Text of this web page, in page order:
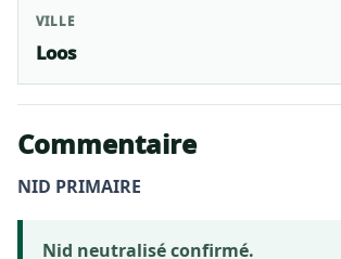
VILLE
Loos
Commentaire
NID PRIMAIRE
Nid neutralisé confirmé.